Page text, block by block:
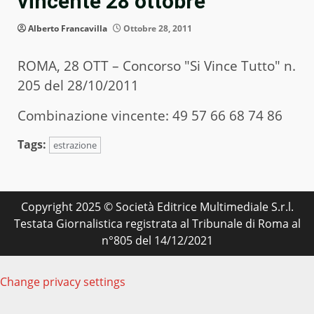
Alberto Francavilla Ottobre 28, 2011
ROMA, 28 OTT – Concorso "Si Vince Tutto" n.
205 del 28/10/2011
Combinazione vincente: 49 57 66 68 74 86
Tags: estrazione
Copyright 2025 © Società Editrice Multimediale S.r.l.
Testata Giornalistica registrata al Tribunale di Roma al
n°805 del 14/12/2021
Change privacy settings